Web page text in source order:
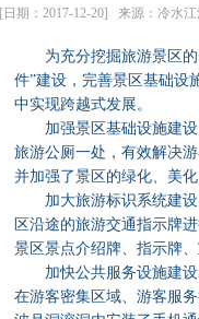
[日期：2017-12-20] 来源：冷水
为充分挖掘旅游景区的
件”建设，完善景区基础设
中实现跨越式发展。
加强景区基础设施建设
旅游公厕一处，有效解决
并加强了景区的绿化、美
加大旅游标识系统建设
区沿途的旅游交通指示牌
景区景点介绍牌、指示牌
加快公共服务设施建设
在游客密集区域、游客服